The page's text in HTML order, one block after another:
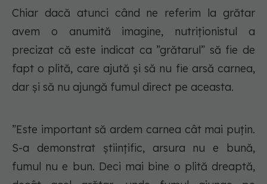
Chiar dacă atunci când ne referim la grătar
avem o anumită imagine, nutriționistul a
precizat că este indicat ca ”grătarul” să fie de
fapt o plită, care ajută și să nu fie arsă carnea,
dar și să nu ajungă fumul direct pe aceasta.
”Este important să ardem carnea cât mai puțin.
S-a demonstrat științific, arsura nu e bună,
fumul nu e bun. Deci mai bine o plită dreaptă,